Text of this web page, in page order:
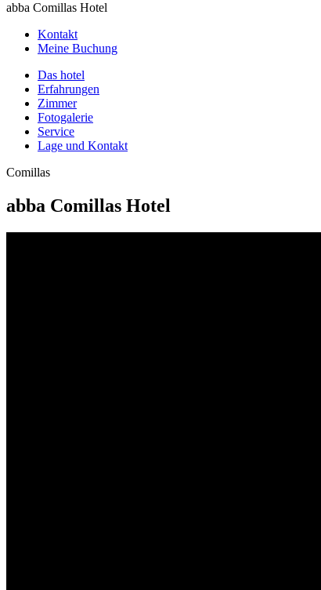
abba Comillas Hotel
Kontakt
Meine Buchung
Das hotel
Erfahrungen
Zimmer
Fotogalerie
Service
Lage und Kontakt
Comillas
abba Comillas Hotel